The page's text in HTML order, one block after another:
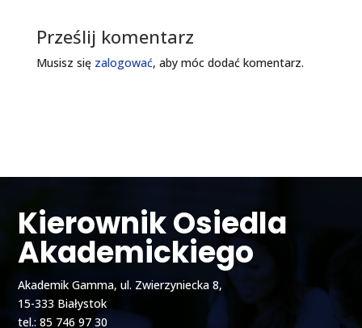
Prześlij komentarz
Musisz się zalogować, aby móc dodać komentarz.
Kierownik Osiedla
Akademickiego
Akademik Gamma, ul. Zwierzyniecka 8,
15-333 Białystok
tel.: 85 746 97 30